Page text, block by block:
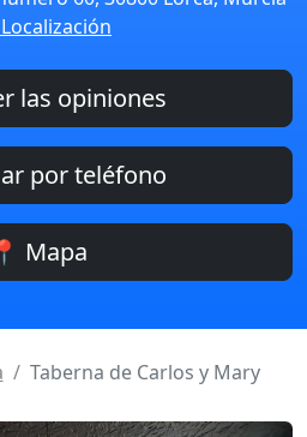
las opiniones
por teléfono
Mapa
Taberna de Carlos y Mary